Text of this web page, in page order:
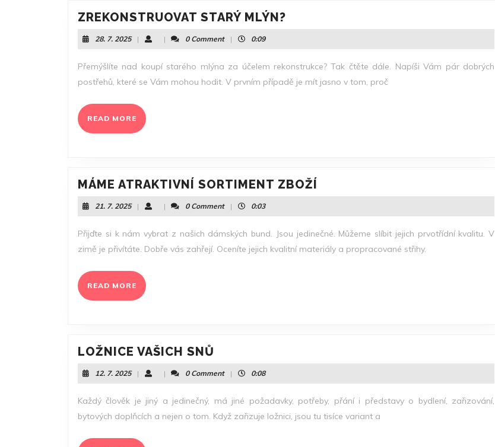
ZREKONSTRUOVAT STARÝ MLÝN?
STARÝ
28. 7. 202528.
7.
| | 0 Comment | 0:09
Přemýšlíte nad koupí starého mlýna za účelem rekonstrukce? Tak čtěte dále. Napíši Vám pár dobrých
postřehů, které se Vám mohou hodit. V prvním případě je mít jasno v tom, proč
READ MORE READ
MORE
MÁME ATRAKTIVNÍ SORTIMENT ZBOŽÍ
ATRAKTIVNÍ
ZBOŽÍ
21. 7. 202521.
7.
| | 0 Comment | 0:03
Přijďte si k nám vybrat z našich dámských bund. Jsou jedinečné. Můžeme slíbit jejich prvotřídní kvalitu. V
zimě je přivítáte. Dobře vás zahřejí. Oceníte jejich kvalitní materiály a propracované střihy.
READ MORE READ
MORE
LOŽNICE VAŠICH SNŮ
VAŠICH
SNŮ
12. 7. 202512.
7.
| | 0 Comment | 0:08
Každý člověk je jiný a jedinečný, má jiné požadavky, potřeby, přání i představy o bydlení, zařizování,
bytových doplňcích a nejen o tom. Když zařizuje ložnici, jsou tu tisíce variant a